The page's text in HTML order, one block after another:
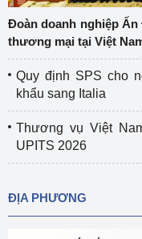
Đoàn doanh nghiệp
thương mại tại Việt
Quy định SPS cho
khẩu sang Italia
Thương vụ Việt
UPITS 2026
ĐỊA PHƯƠNG